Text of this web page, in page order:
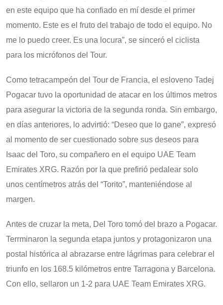
en este equipo que ha confiado en mí desde el primer
momento. Este es el fruto del trabajo de todo el equipo. No
me lo puedo creer. Es una locura”, se sinceró el ciclista
para los micrófonos del Tour.
Como tetracampeón del Tour de Francia, el esloveno Tadej
Pogacar tuvo la oportunidad de atacar en los últimos metros
para asegurar la victoria de la segunda ronda. Sin embargo,
en días anteriores, lo advirtió: “Deseo que lo gane”, expresó
al momento de ser cuestionado sobre sus deseos para
Isaac del Toro, su compañero en el equipo UAE Team
Emirates XRG. Razón por la que prefirió pedalear solo
unos centímetros atrás del “Torito”, manteniéndose al
margen.
Antes de cruzar la meta, Del Toro tomó del brazo a Pogacar.
Terrminaron la segunda etapa juntos y protagonizaron una
postal histórica al abrazarse entre lágrimas para celebrar el
triunfo en los 168.5 kilómetros entre Tarragona y Barcelona.
Con ello, sellaron un 1-2 para UAE Team Emirates XRG.